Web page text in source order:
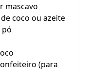
mascavo
coco ou azeite
pó
(para